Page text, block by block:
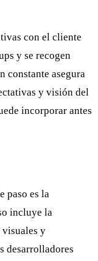
con el cliente
y se recogen
constante asegura
y visión del
incorporar antes
paso es la
incluye la
visuales y
desarrolladores